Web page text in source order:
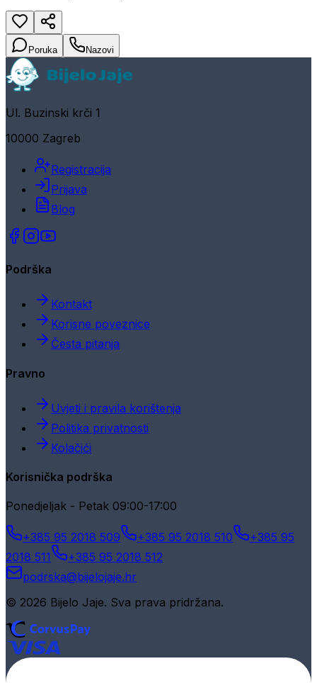
Poruka Nazovi
Ul. Buzinski krči 1
10000 Zagreb
Registracija
Prijava
Blog
Podrška
Kontakt
Korisne poveznice
Česta pitanja
Pravno
Uvjeti i pravila korištenja
Politika privatnosti
Kolačići
Korisnička podrška
Ponedjeljak - Petak 09:00-17:00
+385 95 2018 509 +385 95 2018 510
+385 95
2018 511
+385 95 2018 512
podrska@bijelojaje.hr
© 2026 Bijelo Jaje. Sva prava pridržana.